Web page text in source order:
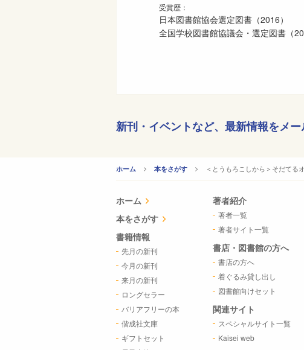
受賞歴：
日本図書館協会選定図書（2016）
全国学校図書館協議会・選定図書（
新刊・イベントなど、 最新情報をメー
ホーム 本をさがす CURRENT:
＜とうもろこしから＞そだてる
ホーム
本をさがす
書籍情報
先月の新刊
今月の新刊
来月の新刊
ロングセラー
バリアフリーの本
偕成社文庫
ギフトセット
著者紹介
著者一覧
著者サイト一覧
書店・図書館の方へ
書店の方へ
着ぐるみ貸し出し
図書館向けセット
関連サイト
スペシャルサイト一覧
Kaisei web